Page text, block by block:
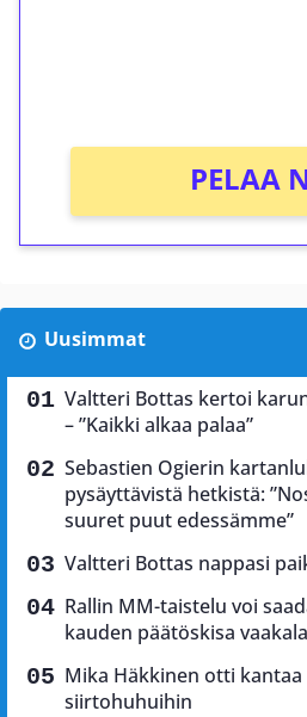
PELAA
Uusimmat
Valtteri Bottas kertoi
– ”Kaikki alkaa palaa”
Sebastien Ogierin
pysäyttävistä hetkistä:
suuret puut edessämme”
Valtteri Bottas nappasi
Rallin MM-taistelu voi
kauden päätöskisa
Mika Häkkinen otti
siirtohuhuihin